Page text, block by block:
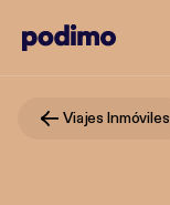
Viajes Inmóviles